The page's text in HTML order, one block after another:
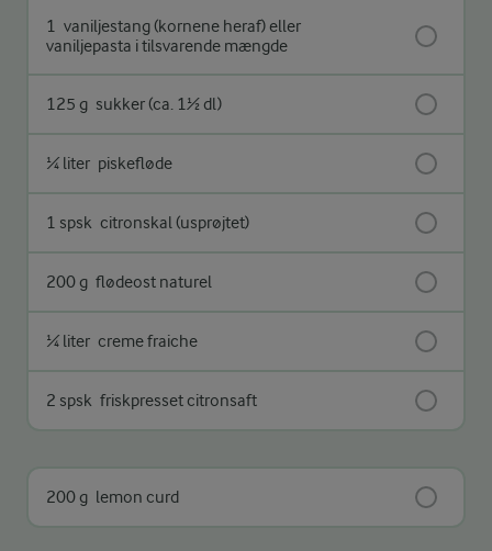
1 vaniljestang (kornene heraf) eller
vaniljepasta i tilsvarende mængde
125 g sukker (ca. 1½ dl)
¼ liter piskefløde
1 spsk citronskal (usprøjtet)
200 g flødeost naturel
¼ liter creme fraiche
2 spsk friskpresset citronsaft
200 g lemon curd